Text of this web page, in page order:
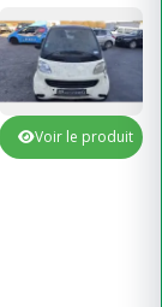
Voir le produit